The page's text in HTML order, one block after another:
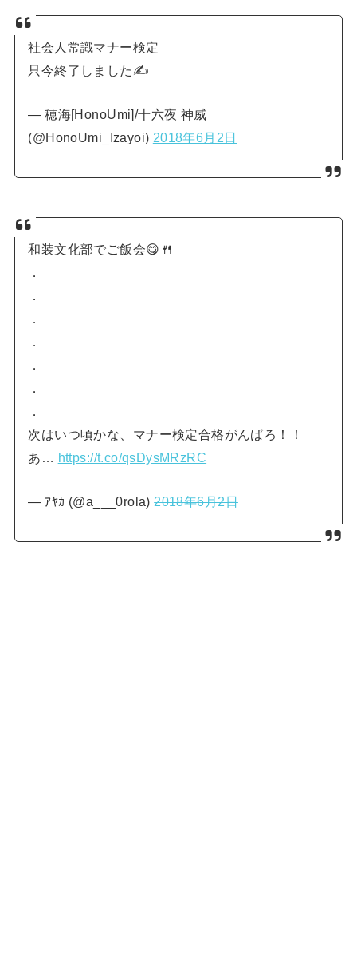
社会人常識マナー検定
只今終了しました✍
— 穂海[HonoUmi]/十六夜 神威
(@HonoUmi_Izayoi) 2018年6月2日
和装文化部でご飯会😋🍴
．
．
．
．
．
．
．
次はいつ頃かな、マナー検定合格がんばろ！！
あ… https://t.co/qsDysMRzRC
— ｱﾔｶ (@a___0rola)2018年6月2日